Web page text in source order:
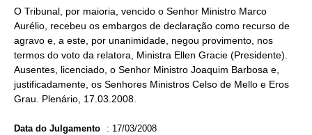
O Tribunal, por maioria, vencido o Senhor Ministro Marco
Aurélio, recebeu os embargos de declaração como recurso de
agravo e, a este, por unanimidade, negou provimento, nos
termos do voto da relatora, Ministra Ellen Gracie (Presidente).
Ausentes, licenciado, o Senhor Ministro Joaquim Barbosa e,
justificadamente, os Senhores Ministros Celso de Mello e Eros
Grau. Plenário, 17.03.2008.
Data do Julgamento : 17/03/2008